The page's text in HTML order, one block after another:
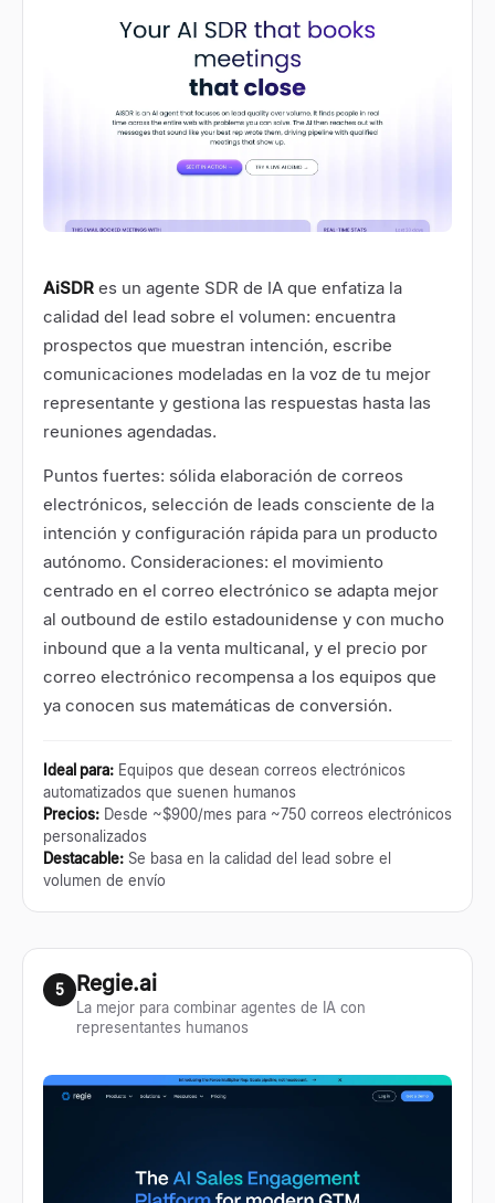
AiSDR es un agente SDR de IA que enfatiza la
calidad del lead sobre el volumen: encuentra
prospectos que muestran intención, escribe
comunicaciones modeladas en la voz de tu mejor
representante y gestiona las respuestas hasta las
reuniones agendadas.
Puntos fuertes: sólida elaboración de correos
electrónicos, selección de leads consciente de la
intención y configuración rápida para un producto
autónomo. Consideraciones: el movimiento
centrado en el correo electrónico se adapta mejor
al outbound de estilo estadounidense y con mucho
inbound que a la venta multicanal, y el precio por
correo electrónico recompensa a los equipos que
ya conocen sus matemáticas de conversión.
Ideal para: Equipos que desean correos electrónicos
automatizados que suenen humanos
Precios: Desde ~$900/mes para ~750 correos electrónicos
personalizados
Destacable: Se basa en la calidad del lead sobre el
volumen de envío
5 Regie.ai
La mejor para combinar agentes de IA con
representantes humanos